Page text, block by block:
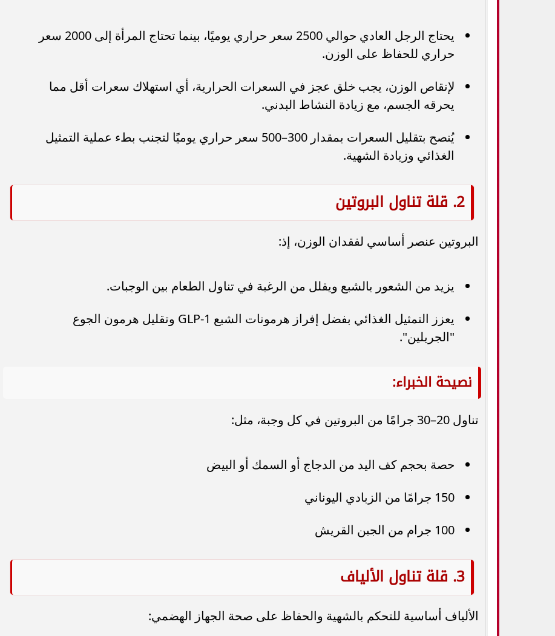
يحتاج الرجل العادي حوالي 2500 سعر حراري يوميًا، بينما تحتاج المرأة إلى 2000 سعر
حراري للحفاظ على الوزن.
لإنقاص الوزن، يجب خلق عجز في السعرات الحرارية، أي استهلاك سعرات أقل مما
يحرقه الجسم، مع زيادة النشاط البدني.
يُنصح بتقليل السعرات بمقدار 300–500 سعر حراري يوميًا لتجنب بطء عملية التمثيل
الغذائي وزيادة الشهية.
2. قلة تناول البروتين
البروتين عنصر أساسي لفقدان الوزن، إذ:
يزيد من الشعور بالشبع ويقلل من الرغبة في تناول الطعام بين الوجبات.
يعزز التمثيل الغذائي بفضل إفراز هرمونات الشبع GLP-1 وتقليل هرمون الجوع
"الجريلين".
نصيحة الخبراء:
تناول 20–30 جرامًا من البروتين في كل وجبة، مثل:
حصة بحجم كف اليد من الدجاج أو السمك أو البيض
150 جرامًا من الزبادي اليوناني
100 جرام من الجبن القريش
3. قلة تناول الألياف
الألياف أساسية للتحكم بالشهية والحفاظ على صحة الجهاز الهضمي: